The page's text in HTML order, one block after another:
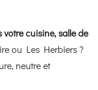
cuisine, salle de
ou Les Herbiers ?
neutre et